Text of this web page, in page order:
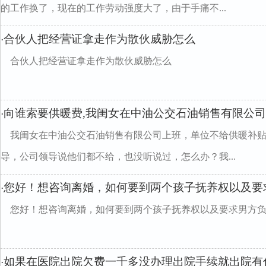
的工作换了，现在的工作劳动强度大了，由于手痛不...
·合伙人把经营证拿走作为散伙威胁怎么
合伙人把经营证拿走作为散伙威胁怎么
·向谁索要供暖费,我闺女在中油公交石油销售有限公
我闺女在中油公交石油销售有限公司上班，单位不给供暖补
导，公司领导说他们都不给，也没听说过，怎么办？我...
·您好！想咨询离婚，如何要到两个孩子抚养权以及
您好！想咨询离婚，如何要到两个孩子抚养权以及要求男方
·如果在医院出院欠费一千多没办理出院手续就出院有